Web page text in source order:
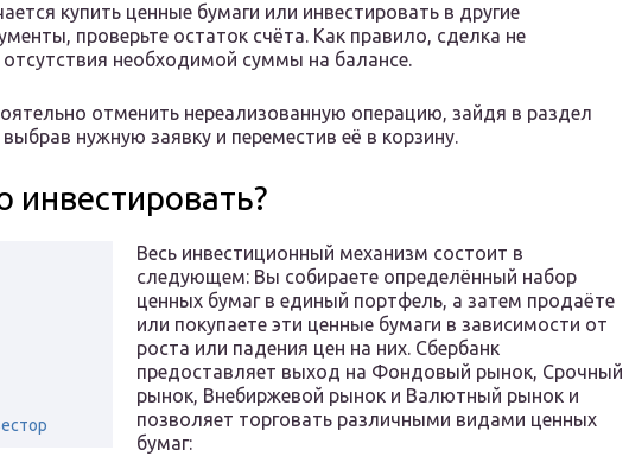
купить ценные бумаги или инвестировать в другие
проверьте остаток счёта. Как правило, сделка не
отсутствия необходимой суммы на балансе.
отменить нереализованную операцию, зайдя в раздел
нужную заявку и переместив её в корзину.
инвестировать?
Весь инвестиционный механизм состоит в
следующем: Вы собираете определённый набор
ценных бумаг в единый портфель, а затем продаёте
или покупаете эти ценные бумаги в зависимости от
роста или падения цен на них. Сбербанк
предоставляет выход на Фондовый рынок, Срочный
рынок, Внебиржевой рынок и Валютный рынок и
позволяет торговать различными видами ценных
бумаг: